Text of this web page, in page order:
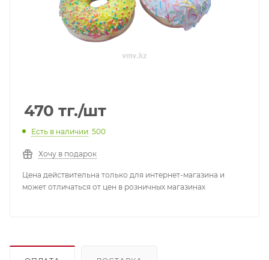
470 тг./шт
Есть в наличии: 500
Хочу в подарок
Цена действительна только для интернет-магазина и
может отличаться от цен в розничных магазинах